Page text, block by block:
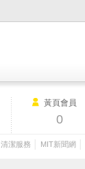
黃頁會員
0
清潔服務 MIT新聞網